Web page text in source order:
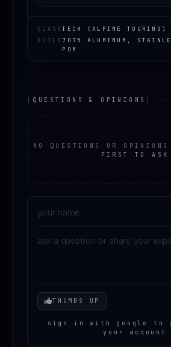
CLASSTECH (ALPINE TOURING)
BUILD 7075 ALUMINUM,
POM
[ QUESTIONS & OPINIONS ]
NO QUESTIONS OR OPINIONS
FIRST TO ASK
Your mood
THUMBS UP
sign in with google to
your account